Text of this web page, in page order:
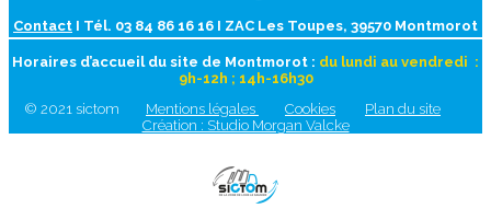
Contact I Tél. 03 84 86 16 16 I ZAC Les Toupes, 39570 Montmorot
Horaires d’accueil du site de Montmorot : du lundi au vendredi :
9h-12h ; 14h-16h30
© 2021 sictom
Mentions légales Cookies
Plan du site
Création : Studio Morgan Valcke